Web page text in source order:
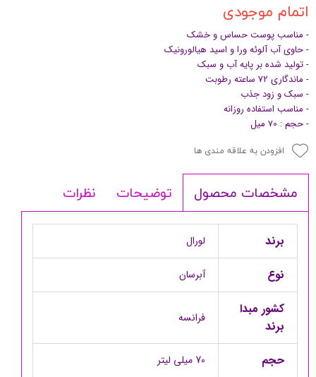
اتمام موجودی
- مناسب پوست حساس و خشک
- حاوی آب آلوئه ورا و اسید هیالورونیک
- تولید شده بر پایه آب و سبک
- ماندگاری 72 ساعته رطوبت
- سبک و زود جذب
- مناسب استفاده روزانه
- حجم : 70 میل
افزودن به علاقه مندی ها
مشخصات محصول توضیحات نظرات
برند لورال
نوع آبرسان
کشور مبدا
برند
فرانسه
حجم 70 میلی لیتر